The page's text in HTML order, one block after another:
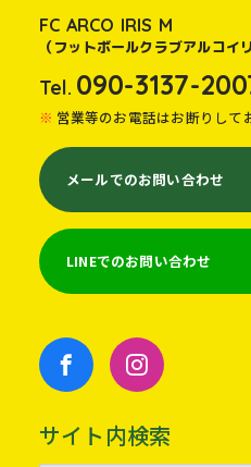
FC ARCO IRIS M
（フットボールクラブアルコイ
Tel. 090-3137-
営業等のお電話はお断りして
メールでのお問い合わせ
LINEでのお問い合わせ
サイト内検索